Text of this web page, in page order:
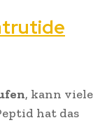
, kann viele
hat das